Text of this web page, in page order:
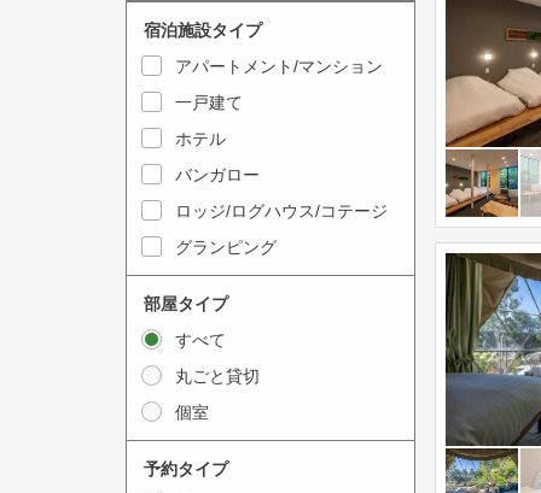
e
t
o
t
e
a
c
t
w
i
w
k
t
o
n
t
e
r
a
c
w
宿泊施設タイプ
アパートメント/マンション
一戸建て
ホテル
バンガロー
ロッジ/ログハウス/コテージ
グランピング
部屋タイプ
すべて
丸ごと貸切
個室
予約タイプ